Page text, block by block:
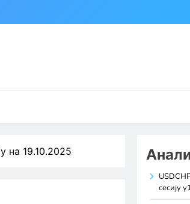
на 19.10.2025
сесију